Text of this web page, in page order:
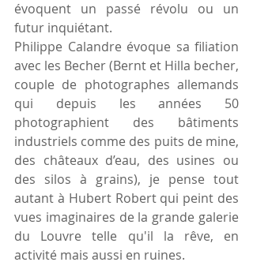
évoquent un passé révolu ou un
futur inquiétant.
Philippe Calandre évoque sa filiation
avec les Becher (Bernt et Hilla becher,
couple de photographes allemands
qui depuis les années 50
photographient des bâtiments
industriels comme des puits de mine,
des châteaux d’eau, des usines ou
des silos à grains), je pense tout
autant à Hubert Robert qui peint des
vues imaginaires de la grande galerie
du Louvre telle qu'il la rêve, en
activité mais aussi en ruines.